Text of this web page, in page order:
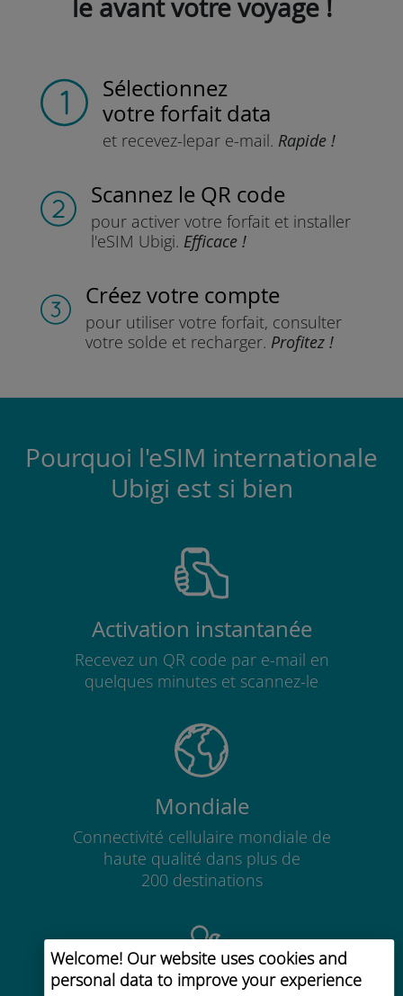
Welcome! Our website uses cookies and
personal data to improve your experience
le avant votre voyage !
Sélectionnez
votre forfait data
et recevez-lepar e-mail. Rapide !
Scannez le QR code
pour activer votre forfaitet installer
l'eSIM Ubigi. Efficace !
Créez votre compte
pour utiliser votre forfait, consulter
votre solde et recharger. Profitez !
Pourquoi l'eSIM internationale
Ubigi est si bien
Activation instantanée
Recevez un QR code par e-mail en
quelques minutes et scannez-le
Mondiale
Connectivité cellulaire mondiale de
haute qualité dans plus de
200 destinations